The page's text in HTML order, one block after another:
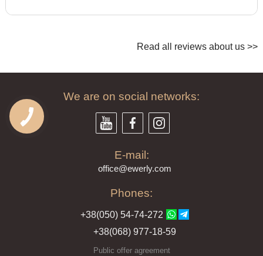
Read all reviews about us >>
We are on social networks:
E-mail:
office@ewerly.com
Phones:
+38(050) 54-74-272
+38(068) 977-18-59
Public offer agreement